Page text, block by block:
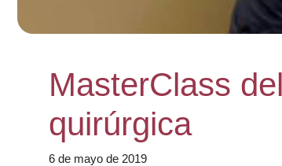
MasterClass
quirúrgica
6 de mayo de 2019